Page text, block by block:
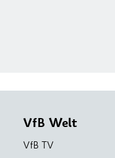
VfB Welt
VfB TV